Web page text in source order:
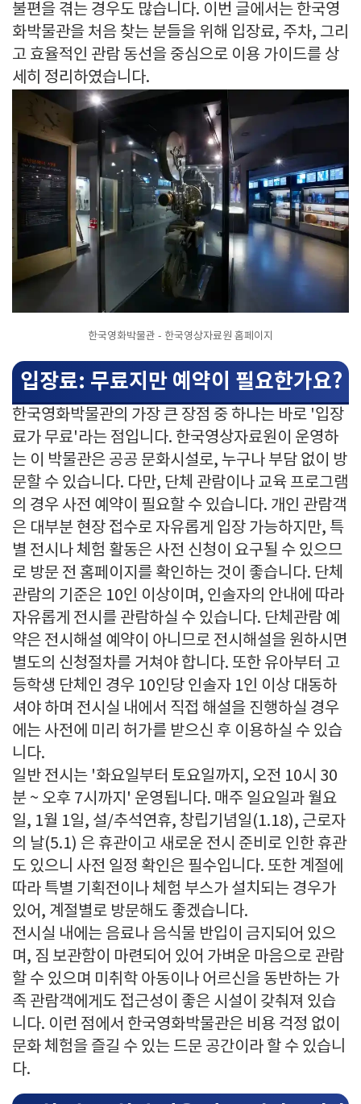
불편을 겪는 경우도 많습니다. 이번 글에서는 한국영
화박물관을 처음 찾는 분들을 위해 입장료, 주차, 그리
고 효율적인 관람 동선을 중심으로 이용 가이드를 상
세히 정리하였습니다.
한국영화박물관 - 한국영상자료원 홈페이지
입장료: 무료지만 예약이 필요한가요?
한국영화박물관의 가장 큰 장점 중 하나는 바로 '입장
료가 무료'라는 점입니다. 한국영상자료원이 운영하
는 이 박물관은 공공 문화시설로, 누구나 부담 없이 방
문할 수 있습니다. 다만, 단체 관람이나 교육 프로그램
의 경우 사전 예약이 필요할 수 있습니다. 개인 관람객
은 대부분 현장 접수로 자유롭게 입장 가능하지만, 특
별 전시나 체험 활동은 사전 신청이 요구될 수 있으므
로 방문 전 홈페이지를 확인하는 것이 좋습니다. 단체
관람의 기준은 10인 이상이며, 인솔자의 안내에 따라
자유롭게 전시를 관람하실 수 있습니다. 단체관람 예
약은 전시해설 예약이 아니므로 전시해설을 원하시면
별도의 신청절차를 거쳐야 합니다. 또한 유아부터 고
등학생 단체인 경우 10인당 인솔자 1인 이상 대동하
셔야 하며 전시실 내에서 직접 해설을 진행하실 경우
에는 사전에 미리 허가를 받으신 후 이용하실 수 있습
니다.
일반 전시는 '화요일부터 토요일까지, 오전 10시 30
분 ~ 오후 7시까지' 운영됩니다. 매주 일요일과 월요
일, 1월 1일, 설/추석연휴, 창립기념일(1.18), 근로자
의 날(5.1) 은 휴관이고 새로운 전시 준비로 인한 휴관
도 있으니 사전 일정 확인은 필수입니다. 또한 계절에
따라 특별 기획전이나 체험 부스가 설치되는 경우가
있어, 계절별로 방문해도 좋겠습니다.
전시실 내에는 음료나 음식물 반입이 금지되어 있으
며, 짐 보관함이 마련되어 있어 가벼운 마음으로 관람
할 수 있으며 미취학 아동이나 어르신을 동반하는 가
족 관람객에게도 접근성이 좋은 시설이 갖춰져 있습
니다. 이런 점에서 한국영화박물관은 비용 걱정 없이
문화 체험을 즐길 수 있는 드문 공간이라 할 수 있습니
다.